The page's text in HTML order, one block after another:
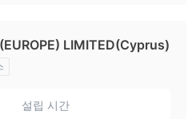
LIMITED(Cyprus)
설립 시간